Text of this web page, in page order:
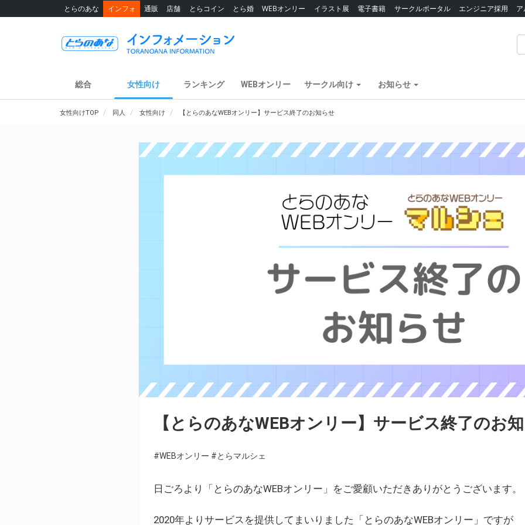
とらのあな インフォ 通販 店舗 とらコイン とら婚 WEBオンリー イラスト展 電子書籍 サークルポータル エンジニア採用
総合 女性向け ランキング WEBオンリー サークル向け お知らせ
女性向けTOP 同人 女性向け 【とらのあなWEBオンリー】サービス終了のお知らせ
【とらのあなWEBオンリー】サービス終了のお
#WEBオンリー #とらマルシェ
日ごろより「とらのあなWEBオンリー」をご愛顧いただきありがとうございます。
2020年よりサービスを提供してまいりました「とらのあなWEBオンリー」ですが